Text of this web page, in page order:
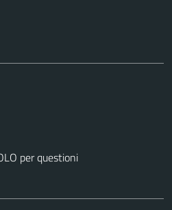
per questioni